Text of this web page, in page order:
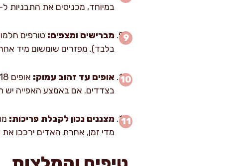
במיוחד, מכניסים את התבניות ל-10 דקות למקרר לפני ההברשה. זה עוזר לבצק לשמור על שכבות ברורות.
מברישים ומצפים:
בלבד). מפזרים שומשום מיד
אופים עד זהוב עמוק:
בצדדים. אם באמצע האפייה יש תבנית שנאפת מהר
מצננים נכון לקבלת פריכות:
מדי זמן, אחרת האדים ירככו